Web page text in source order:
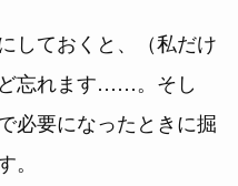
しておくと、（私だけ
忘れます……。そし
必要になったときに掘